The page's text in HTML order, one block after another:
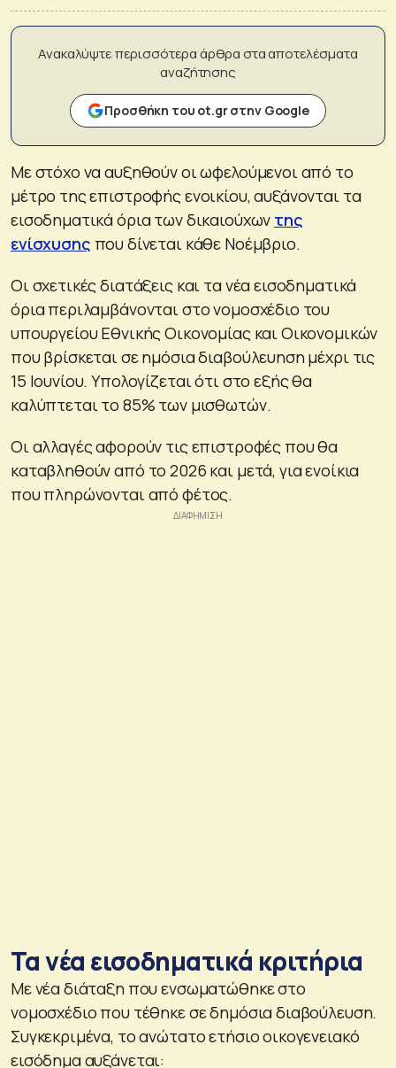
Ανακαλύψτε περισσότερα άρθρα στα αποτελέσματα
αναζήτησης
Προσθήκη του ot.gr στην Google
Με στόχο να αυξηθούν οι ωφελούμενοι από το
μέτρο της επιστροφής ενοικίου, αυξάνονται τα
εισοδηματικά όρια των δικαιούχων της
ενίσχυσης που δίνεται κάθε Νοέμβριο.
Οι σχετικές διατάξεις και τα νέα εισοδηματικά
όρια περιλαμβάνονται στο νομοσχέδιο του
υπουργείου Εθνικής Οικονομίας και Οικονομικών
που βρίσκεται σε ημόσια διαβούλευηση μέχρι τις
15 Ιουνίου. Υπολογίζεται ότι στο εξής θα
καλύπτεται το 85% των μισθωτών.
Οι αλλαγές αφορούν τις επιστροφές που θα
καταβληθούν από το 2026 και μετά, για ενοίκια
που πληρώνονται από φέτος.
Τα νέα εισοδηματικά κριτήρια
Με νέα διάταξη που ενσωματώθηκε στο
νομοσχέδιο που τέθηκε σε δημόσια διαβούλευση.
Συγκεκριμένα, το ανώτατο ετήσιο οικογενειακό
εισόδημα αυξάνεται: